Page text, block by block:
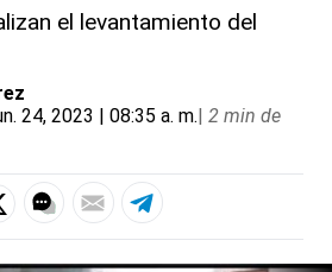
el levantamiento del
24, 2023 | 08:35 a. m.| 2 min de